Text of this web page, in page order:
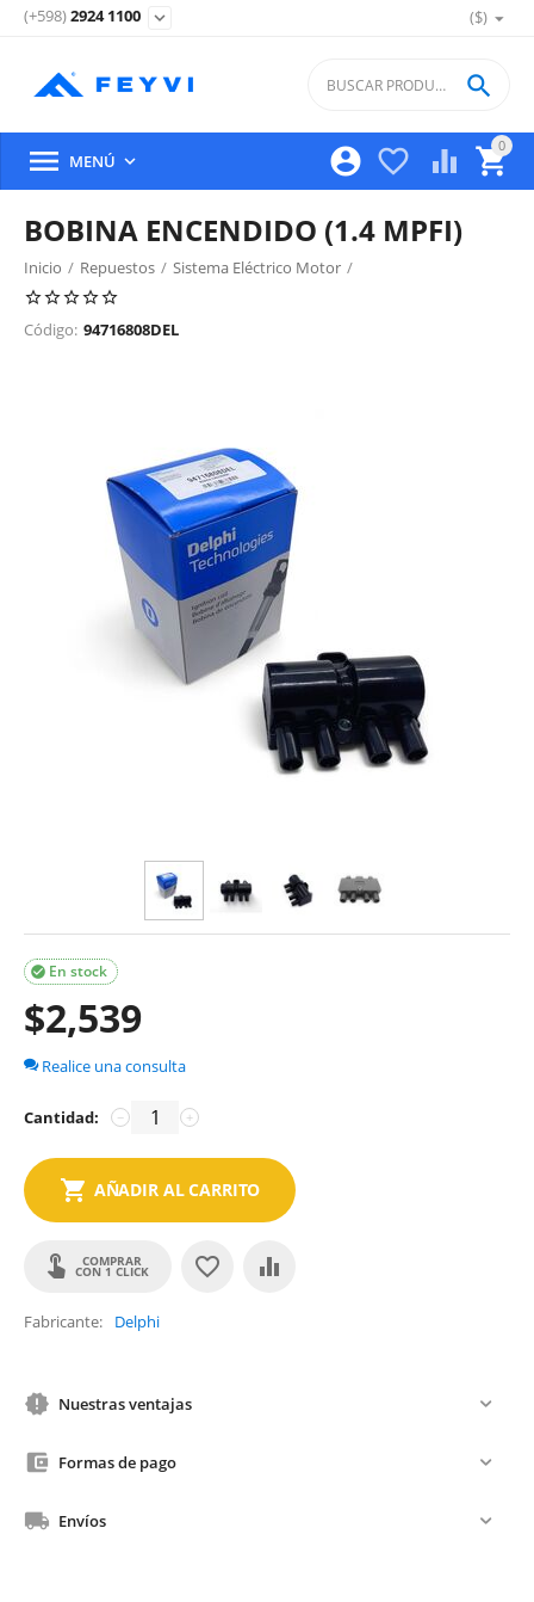
($)
(+598)2924 1100 expand_more
0

 


 MENÚ 
BOBINA ENCENDIDO (1.4 MPFI)
Inicio / Repuestos / Sistema Eléctrico Motor /
Distribuidor, Bobina Y Bujias De Encendido
Código: 94716808DEL
En stock

$2,539
Realice una consulta
Cantidad: +
−
AÑADIR AL CARRITO
COMPRAR
CON 1 CLICK
Fabricante Delphi
Nuestras ventajas
Formas de pago
Envíos